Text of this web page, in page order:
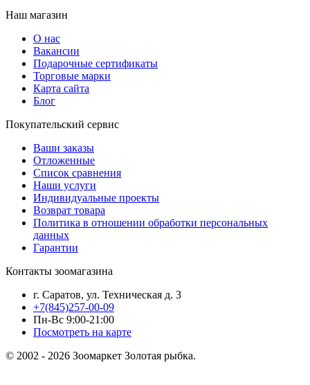
Наш магазин
О нас
Вакансии
Подарочные сертификаты
Торговые марки
Карта сайта
Блог
Покупательский сервис
Ваши заказы
Отложенные
Список сравнения
Наши услуги
Индивидуальные проекты
Возврат товара
Политика в отношении обработки персональных
данных
Гарантии
Контакты зоомагазина
г. Саратов, ул. Техническая д. 3
+7(845)257-00-09
Пн-Вс 9:00-21:00
Посмотреть на карте
© 2002 - 2026 Зоомаркет Золотая рыбка.